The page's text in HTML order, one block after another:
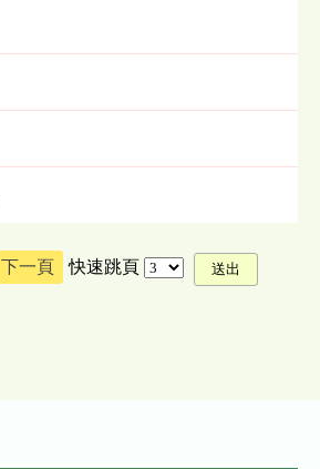
下一頁 快速跳頁